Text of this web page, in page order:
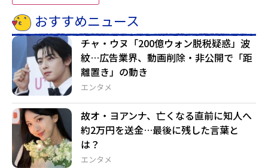
おすすめニュース
エンタメ
チャ・ウヌ「200億ウォン脱税疑惑」波
紋…広告業界、動画削除・非公開で「距
離置き」の動き
エンタメ
故オ・ヨアンナ、亡くなる直前に知人へ
約2万円を送金…最後に残した言葉と
は？